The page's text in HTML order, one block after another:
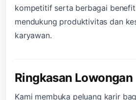
kompetitif serta berbagai
mendukung produktivitas dan
karyawan.
Ringkasan Lowongan
Kami membuka peluang karir